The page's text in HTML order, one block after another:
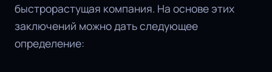
быстрорастущая компания. На основе этих
заключений можно дать следующее
определение: